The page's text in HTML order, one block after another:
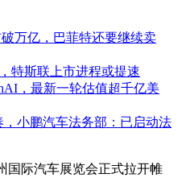
万亿，巴菲特还要继续卖
特斯联上市进程或提速
，最新一轮估值超千亿美
小鹏汽车法务部：已启动法
国际汽车展览会正式拉开帷